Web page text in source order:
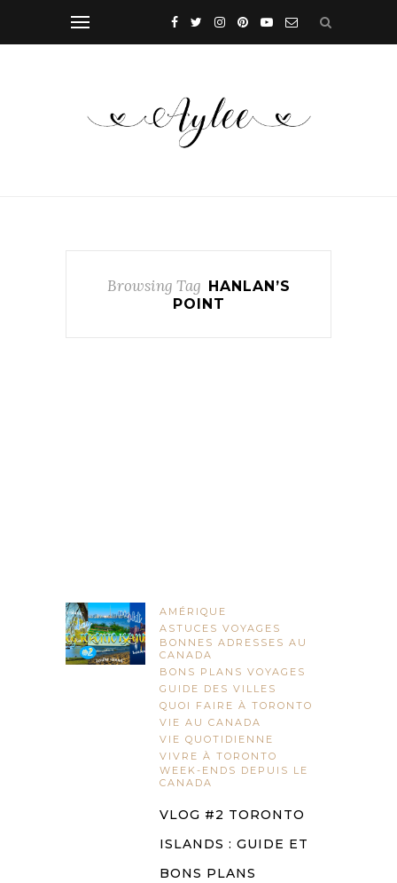
Browsing Tag
HANLAN’S
POINT
AMÉRIQUE
ASTUCES VOYAGES
BONNES ADRESSES AU
CANADA
BONS PLANS VOYAGES
GUIDE DES VILLES
QUOI FAIRE À TORONTO
VIE AU CANADA
VIE QUOTIDIENNE
VIVRE À TORONTO
WEEK-ENDS DEPUIS LE
CANADA
VLOG #2 TORONTO
ISLANDS : GUIDE ET
BONS PLANS